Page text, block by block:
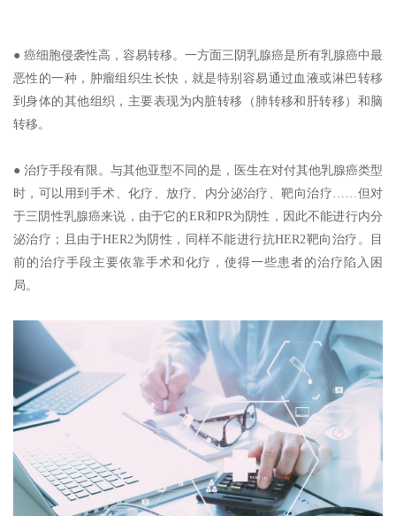
● 癌细胞侵袭性高，容易转移。一方面三阴乳腺癌是所有乳腺癌中最
恶性的一种，肿瘤组织生长快，就是特别容易通过血液或淋巴转移
到身体的其他组织，主要表现为内脏转移（肺转移和肝转移）和脑
转移。
● 治疗手段有限。与其他亚型不同的是，医生在对付其他乳腺癌类型
时，可以用到手术、化疗、放疗、内分泌治疗、靶向治疗……但对
于三阴性乳腺癌来说，由于它的ER和PR为阴性，因此不能进行内分
泌治疗；且由于HER2为阴性，同样不能进行抗HER2靶向治疗。目
前的治疗手段主要依靠手术和化疗，使得一些患者的治疗陷入困
局。